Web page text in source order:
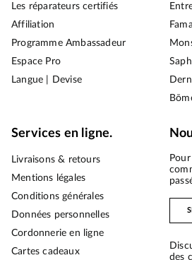
Les réparateurs certifiés
Affiliation
Programme Ambassadeur
Espace Pro
Langue | Devise
Services en ligne.
Livraisons & retours
Mentions légales
Conditions générales
Données personnelles
Cordonnerie en ligne
Cartes cadeaux
des